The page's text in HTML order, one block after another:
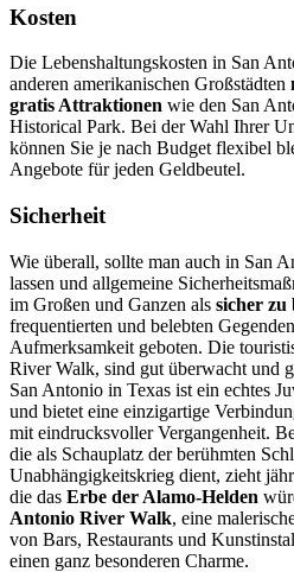
Kosten
Die Lebenshaltungskosten in San
anderen amerikanischen Großstädten
gratis Attraktionen wie den San
Historical Park. Bei der Wahl Ihrer
können Sie je nach Budget flexibel
Angebote für jeden Geldbeutel.
Sicherheit
Wie überall, sollte man auch in San
lassen und allgemeine
im Großen und Ganzen als sicher zu
frequentierten und belebten
Aufmerksamkeit geboten. Die
River Walk, sind gut überwacht und
San Antonio in Texas ist ein echtes
und bietet eine einzigartige
mit eindrucksvoller Vergangenheit.
die als Schauplatz der berühmten
Unabhängigkeitskrieg dient, zieht
die das Erbe der Alamo-Helden
Antonio River Walk, eine
von Bars, Restaurants und
einen ganz besonderen Charme.